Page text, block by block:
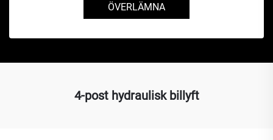
ÖVERLÄMNA
4-post hydraulisk billyft